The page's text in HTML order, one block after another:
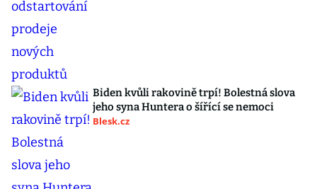
Biden kvůli rakovině trpí! Bolestná slova
jeho syna Huntera o šířící se nemoci
Blesk.cz